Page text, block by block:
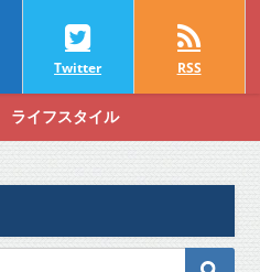
Twitter RSS
ライフスタイル